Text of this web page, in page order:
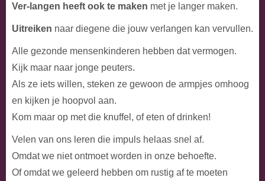
Ver-langen heeft ook te maken met je langer maken.
Uitreiken naar diegene die jouw verlangen kan vervullen.
Alle gezonde mensenkinderen hebben dat vermogen.
Kijk maar naar jonge peuters.
Als ze iets willen, steken ze gewoon de armpjes omhoog
en kijken je hoopvol aan.
Kom maar op met die knuffel, of eten of drinken!
Velen van ons leren die impuls helaas snel af.
Omdat we niet ontmoet worden in onze behoefte.
Of omdat we geleerd hebben om rustig af te moeten